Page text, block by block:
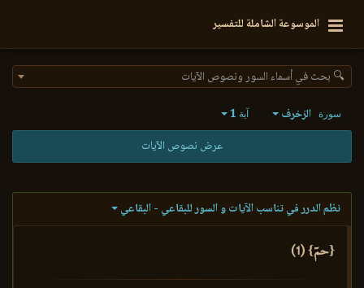
الموسوعة الشاملة للتفسير
🔍 بحث في أسماء السور ونصوص الآيات
سورة الزخرف آية 1
عرض نصوص الآيات
نظم الدرر في تناسب الآيات و السور للبقاعي - البقاعي
{حمٓ} (1)